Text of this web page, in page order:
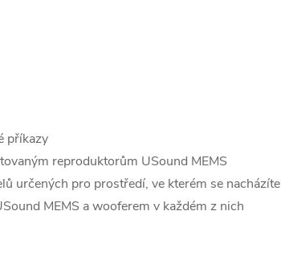
příkazy
reproduktorům USound MEMS
určených pro prostředí, ve kterém se nacházíte
MEMS a wooferem v každém z nich